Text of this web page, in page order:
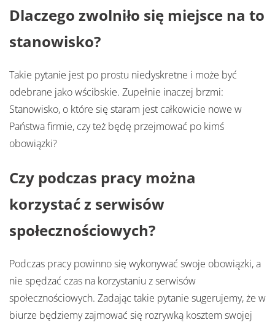
Dlaczego zwolniło się miejsce na to
stanowisko?
Takie pytanie jest po prostu niedyskretne i może być
odebrane jako wścibskie. Zupełnie inaczej brzmi:
Stanowisko, o które się staram jest całkowicie nowe w
Państwa firmie, czy też będę przejmować po kimś
obowiązki?
Czy podczas pracy można
korzystać z serwisów
społecznościowych?
Podczas pracy powinno się wykonywać swoje obowiązki, a
nie spędzać czas na korzystaniu z serwisów
społecznościowych. Zadając takie pytanie sugerujemy, że w
biurze będziemy zajmować się rozrywką kosztem swojej